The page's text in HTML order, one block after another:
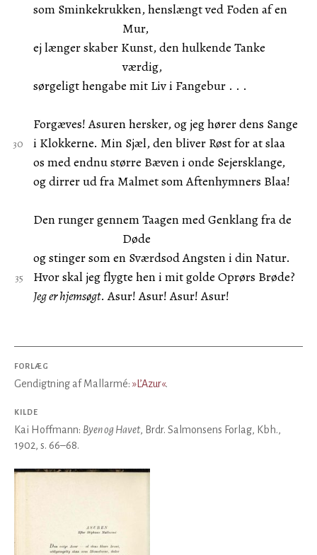
som Sminkekrukken, henslængt ved Foden af en
Mur,
ej længer skaber Kunst, den hulkende Tanke
værdig,
sørgeligt hengabe mit Liv i Fangebur . . .
Forgæves! Asuren hersker, og jeg hører dens Sange
i Klokkerne. Min Sjæl, den bliver Røst for at slaa
os med endnu større Bæven i onde Sejersklange,
og dirrer ud fra Malmet som Aftenhymners Blaa!
Den runger gennem Taagen med Genklang fra de
Døde
og stinger som en Sværdsod Angsten i din Natur.
Hvor skal jeg flygte hen i mit golde Oprørs Brøde?
Jeg er hjemsøgt. Asur! Asur! Asur! Asur!
FORLÆG
Gendigtning af Mallarmé: »L’Azur«.
KILDE
Kai Hoffmann: Byen og Havet, Brdr. Salmonsens Forlag, Kbh.,
1902, s. 66–68.